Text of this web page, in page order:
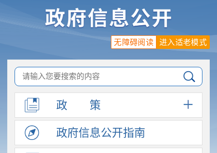
进入适老模式
无障碍阅读
政 策
政府信息公开指南